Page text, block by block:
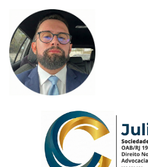
para
conteúdo
principal